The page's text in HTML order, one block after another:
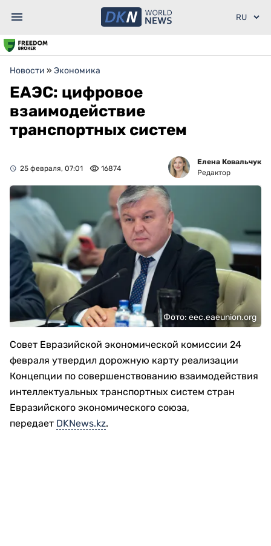
Новости » Экономика
ЕАЭС: цифровое
взаимодействие
транспортных систем
25 февраля, 07:01 16874
Елена Ковальчук
Редактор
Фото: eec.eaeunion.org
Совет Евразийской экономической комиссии 24
февраля утвердил дорожную карту реализации
Концепции по совершенствованию взаимодействия
интеллектуальных транспортных систем стран
Евразийского экономического союза,
передает DKNews.kz.